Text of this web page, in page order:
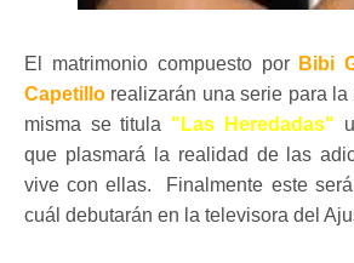
El matrimonio compuesto por Bibi
Capetillo realizarán una serie para
misma se titula "Las Heredadas"
que plasmará la realidad de las
vive con ellas. Finalmente este
cuál debutarán en la televisora del